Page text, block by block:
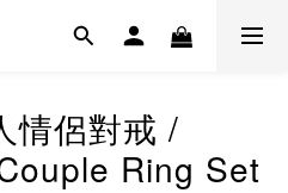
情侶對戒 /
Ring Set